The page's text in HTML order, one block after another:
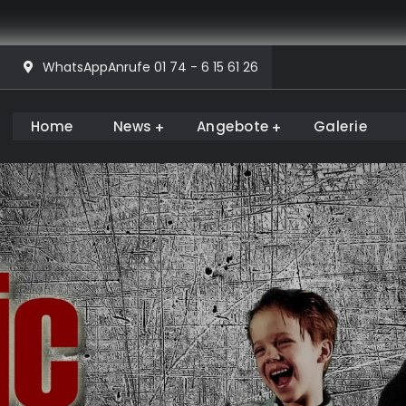
WhatsAppAnrufe 01 74 - 6 15 61 26
Home News Angebote Galerie